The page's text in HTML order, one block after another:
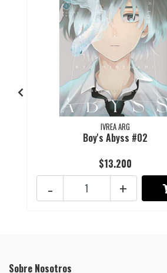
IVREA ARG
Boy's Abyss #02
$13.200
+
-
Sobre Nosotros